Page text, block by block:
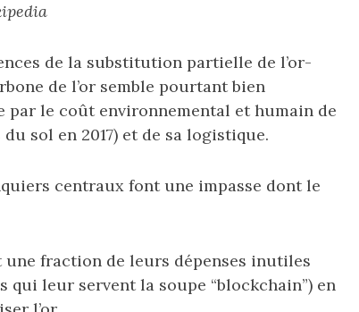
de la substitution partielle de l’or-
de l’or semble pourtant bien
le coût environnemental et humain de
sol en 2017) et de sa logistique.
centraux font une impasse dont le
une fraction de leurs dépenses inutiles
qui leur servent la soupe “blockchain”) en